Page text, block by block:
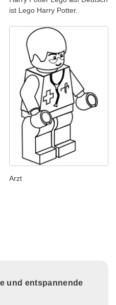
ist Lego Harry Potter.
Arzt
und entspannende